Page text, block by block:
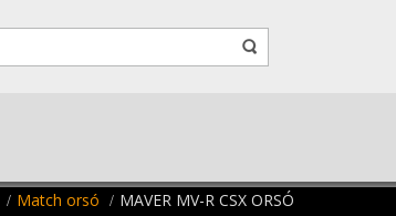
Match orsó MAVER MV-R CSX ORSÓ